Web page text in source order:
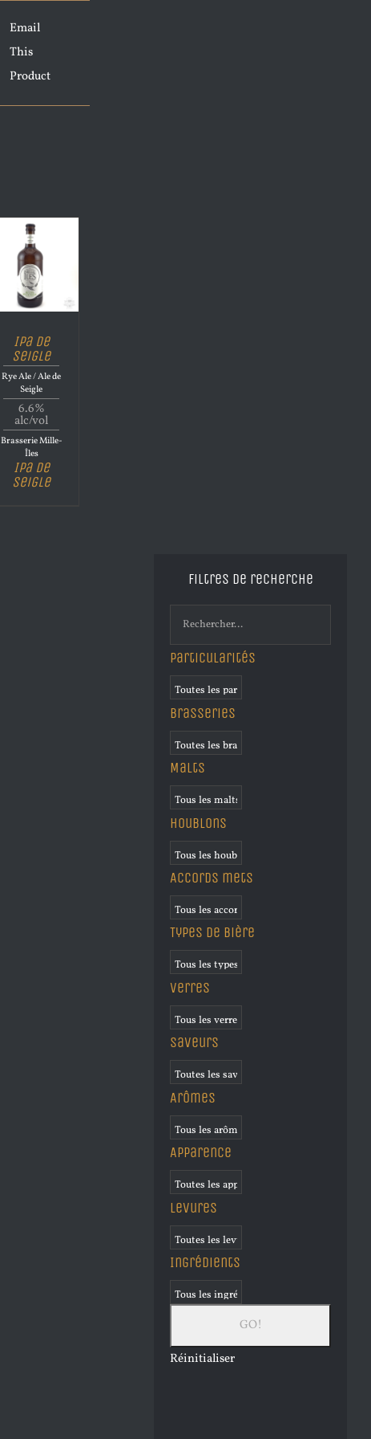
Email
This
Product
Ipa de
Seigle
Rye Ale / Ale de
Seigle
6.6%
alc/vol
Brasserie Mille-
Îles
Ipa de
Seigle
Filtres de recherche
Particularités
Brasseries
Malts
Houblons
Accords mets
Types de bière
Verres
Saveurs
Arômes
Apparence
Levures
Ingrédients
Réinitialiser